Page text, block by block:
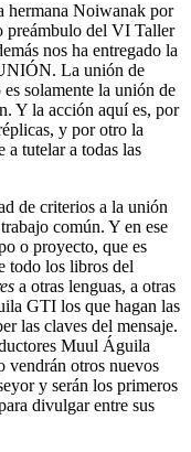
hermana Noiwanak por
preámbulo del VI Taller
nos ha entregado la
La unión de
solamente la unión de
Y la acción aquí es, por
y por otro la
a tutelar a todas las
de criterios a la unión
común. Y en ese
o proyecto, que es
todo los libros del
a otras lenguas, a otras
GTI los que hagan las
las claves del mensaje.
Muul Águila
vendrán otros nuevos
y serán los primeros
divulgar entre sus